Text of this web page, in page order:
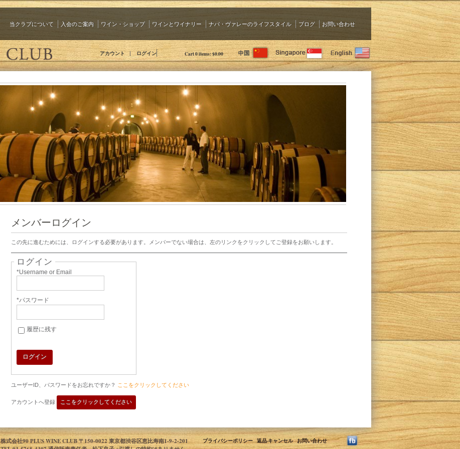
当クラブについて 入会のご案内 ワイン・ショップ ワインとワイナリー ナパ・ヴァレーのライフスタイル ブログ お問い合わせ
Cart0items:$0.00
アカウント ログイン
The 90 Plus Wine Club Jp
メンバーログイン
この先に進むためには、ログインする必要があります。メンバーでない場合は、左のリンクをクリックしてご登録をお願いします。
ログイン
*Username or Email
*パスワード
履歴に残す
ログイン
ユーザーID、パスワードをお忘れですか？ ここをクリックしてください
アカウントへ登録 ここをクリックしてください
プライバシーポリシー 返品·キャンセル お問い合わせ
株式会社90 PLUS WINE CLUB 〒150-0022 東京都渋谷区恵比寿南1-9-2-201